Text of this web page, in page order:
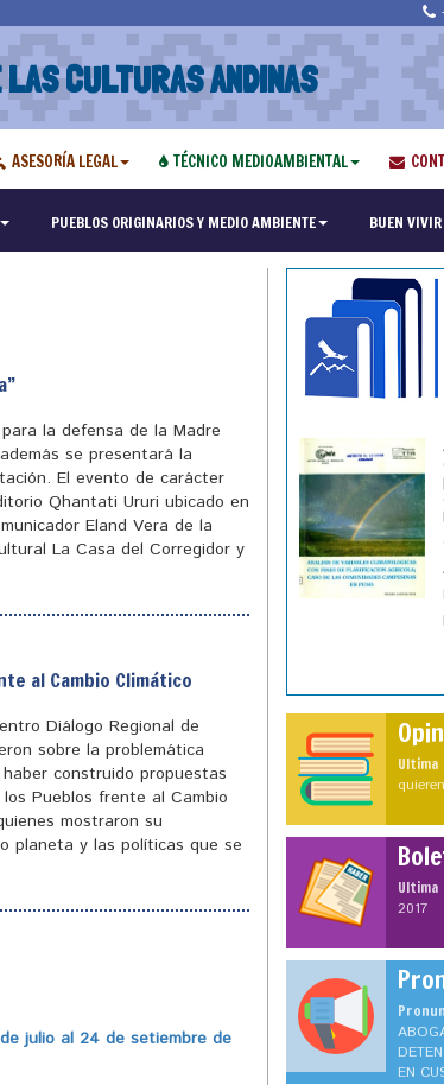
CULTURAS ANDINAS
ASESORÍA LEGAL TÉCNICO MEDIOAMBIENTAL
PUEBLOS ORIGINARIOS Y MEDIO AMBIENTE BUEN
"Maestría en
la defensa de la Madre
se presentará la
El evento de carácter
Qhantati Ururi ubicado en
Eland Vera de la
La Casa del Corregidor y
al Cambio Climático
Diálogo Regional de
sobre la problemática
construido propuestas
Pueblos frente al Cambio
mostraron su
planeta y las políticas que se
de julio al 24 de setiembre de
Ultima
2017
EN